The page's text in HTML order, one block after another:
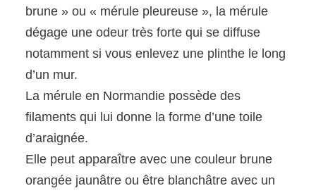
brune » ou « mérule pleureuse », la mérule
dégage une odeur très forte qui se diffuse
notamment si vous enlevez une plinthe le long
d’un mur.
La mérule en Normandie possède des
filaments qui lui donne la forme d’une toile
d’araignée.
Elle peut apparaître avec une couleur brune
orangée jaunâtre ou être blanchâtre avec un